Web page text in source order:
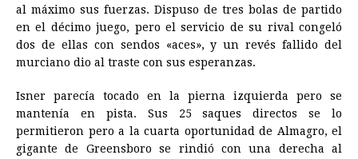
al máximo sus fuerzas. Dispuso de tres bolas de partido
en el décimo juego, pero el servicio de su rival congeló
dos de ellas con sendos «aces», y un revés fallido del
murciano dio al traste con sus esperanzas.
Isner parecía tocado en la pierna izquierda pero se
mantenía en pista. Sus 25 saques directos se lo
permitieron pero a la cuarta oportunidad de Almagro, el
gigante de Greensboro se rindió con una derecha al